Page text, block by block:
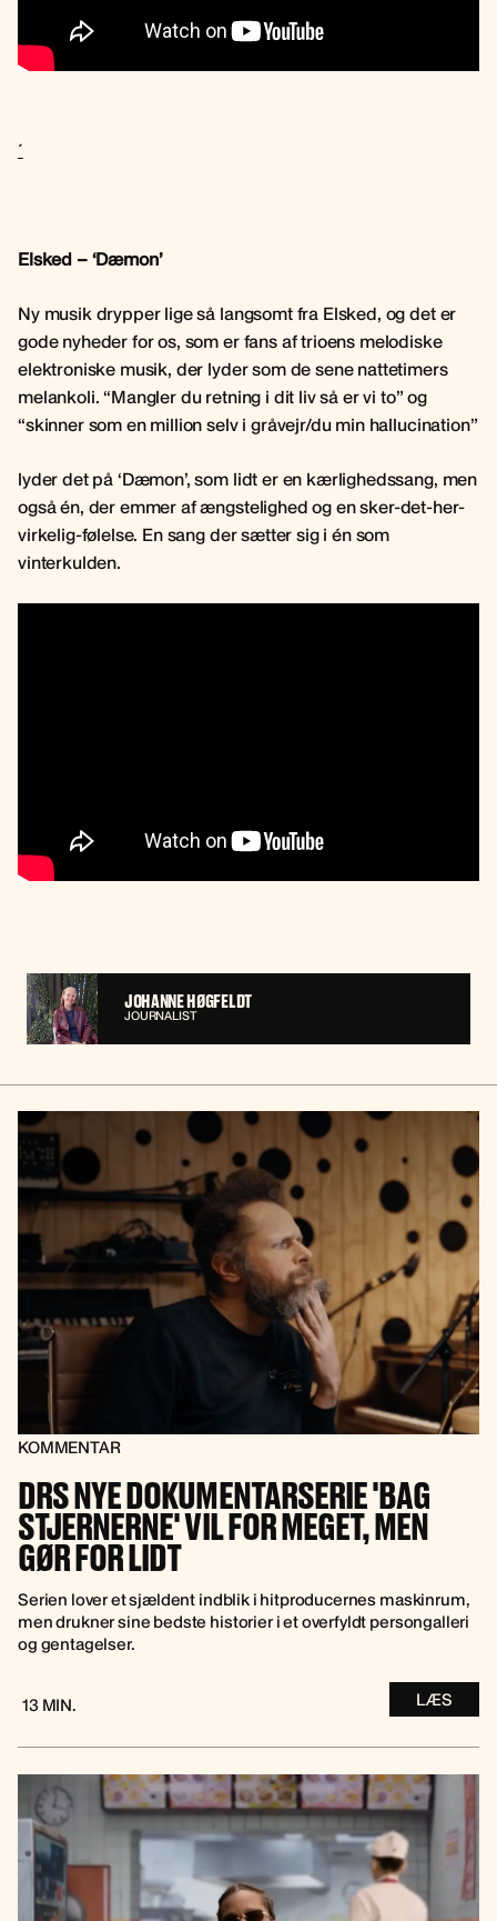
´
Elsked – ‘Dæmon’
Ny musik drypper lige så langsomt fra Elsked, og det er
gode nyheder for os, som er fans af trioens melodiske
elektroniske musik, der lyder som de sene nattetimers
melankoli. “Mangler du retning i dit liv så er vi to” og
“skinner som en million selv i gråvejr/du min hallucination”
lyder det på ‘Dæmon’, som lidt er en kærlighedssang, men
også én, der emmer af ængstelighed og en sker-det-her-
virkelig-følelse. En sang der sætter sig i én som
vinterkulden.
JOHANNE HØGFELDT
JOURNALIST
KOMMENTAR
DRS NYE DOKUMENTARSERIE 'BAG
STJERNERNE' VIL FOR MEGET, MEN
GØR FOR LIDT
Serien lover et sjældent indblik i hitproducernes maskinrum,
men drukner sine bedste historier i et overfyldt persongalleri
og gentagelser.
13 MIN. LÆS